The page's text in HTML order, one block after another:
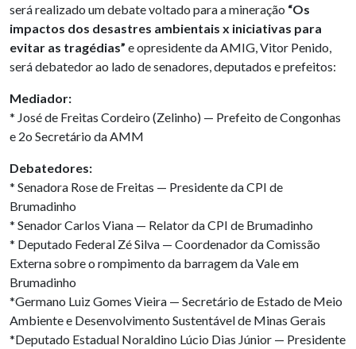
será realizado um debate voltado para a mineração “Os
impactos dos desastres ambientais x iniciativas para
evitar as tragédias” e opresidente da AMIG, Vitor Penido,
será debatedor ao lado de senadores, deputados e prefeitos:
Mediador:
* José de Freitas Cordeiro (Zelinho) — Prefeito de Congonhas
e 2o Secretário da AMM
Debatedores:
* Senadora Rose de Freitas — Presidente da CPI de
Brumadinho
* Senador Carlos Viana — Relator da CPI de Brumadinho
* Deputado Federal Zé Silva — Coordenador da Comissão
Externa sobre o rompimento da barragem da Vale em
Brumadinho
*Germano Luiz Gomes Vieira — Secretário de Estado de Meio
Ambiente e Desenvolvimento Sustentável de Minas Gerais
*Deputado Estadual Noraldino Lúcio Dias Júnior — Presidente